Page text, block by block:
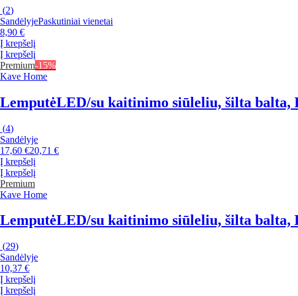
(2)
SandėlyjePaskutiniai vienetai
8,90 €
Į krepšelį
Į krepšelį
Premium-15%
Kave Home
LemputėLED/su kaitinimo siūleliu, šilta balta,
(4)
Sandėlyje
17,60 €20,71 €
Į krepšelį
Į krepšelį
Premium
Kave Home
LemputėLED/su kaitinimo siūleliu, šilta balta,
(29)
Sandėlyje
10,37 €
Į krepšelį
Į krepšelį